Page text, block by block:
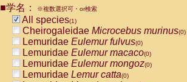
CebidaeCebus nigrivittatus
CebidaeCebus
CebidaeSaimiri boliviensis(0)
CebidaeSaimiri sciureus(0)
AtelidaeAlouatta caraya(0)
AtelidaeAlouatta fusca(0)
AtelidaeAlouatta seniculus
■学名： ※複数選択可・or検索
All species(1)
Cheirogaleidae Microcebus murinus(0)
Lemuridae Eulemur fulvus(0)
Lemuridae Eulemur macaco(0)
Lemuridae Eulemur mongoz(0)
Lemuridae Lemur catta(0)